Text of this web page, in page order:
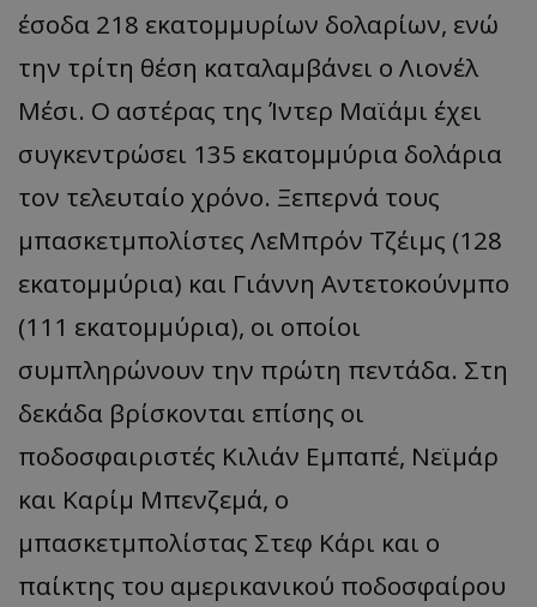
έσοδα 218 εκατομμυρίων δολαρίων, ενώ
την τρίτη θέση καταλαμβάνει ο Λιονέλ
Μέσι. Ο αστέρας της Ίντερ Μαϊάμι έχει
συγκεντρώσει 135 εκατομμύρια δολάρια
τον τελευταίο χρόνο. Ξεπερνά τους
μπασκετμπολίστες ΛεΜπρόν Τζέιμς (128
εκατομμύρια) και Γιάννη Αντετοκούνμπο
(111 εκατομμύρια), οι οποίοι
συμπληρώνουν την πρώτη πεντάδα. Στη
δεκάδα βρίσκονται επίσης οι
ποδοσφαιριστές Κιλιάν Εμπαπέ, Νεϊμάρ
και Καρίμ Μπενζεμά, ο
μπασκετμπολίστας Στεφ Κάρι και ο
παίκτης του αμερικανικού ποδοσφαίρου